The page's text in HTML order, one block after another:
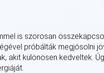
is szorosan
próbálták megjósolni
akit különösen kedveltek.